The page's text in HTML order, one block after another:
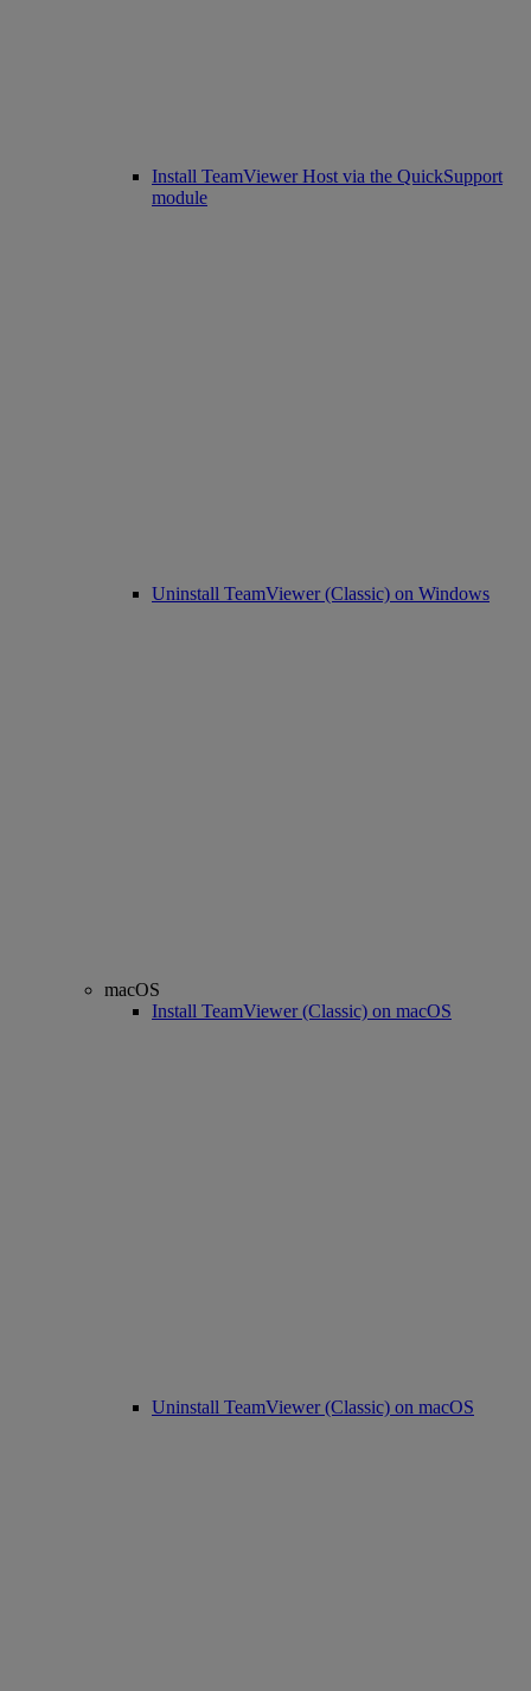
Install TeamViewer Host via the QuickSupport
module
Uninstall TeamViewer (Classic) on Windows
macOS
Install TeamViewer (Classic) on macOS
Uninstall TeamViewer (Classic) on macOS